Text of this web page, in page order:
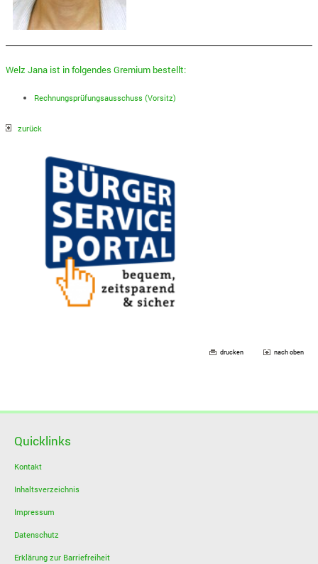
Welz Jana ist in folgendes Gremium bestellt:
Rechnungsprüfungsausschuss (Vorsitz)
zurück
drucken nach oben
Quicklinks
Kontakt
Inhaltsverzeichnis
Impressum
Datenschutz
Erklärung zur Barriefreiheit